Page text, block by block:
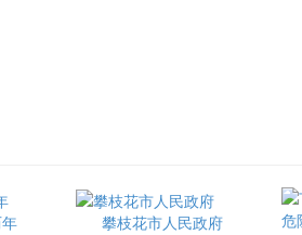
攀枝花市人民政府